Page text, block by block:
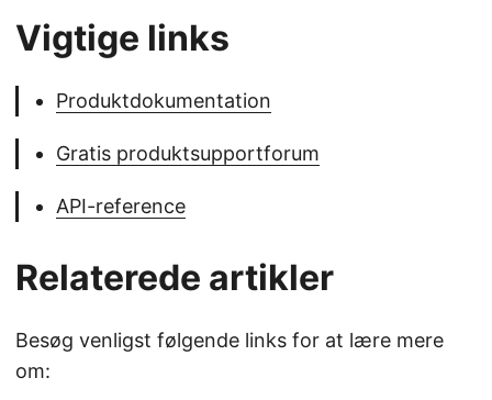
Vigtige links
Produktdokumentation
Gratis produktsupportforum
API-reference
Relaterede artikler
Besøg venligst følgende links for at lære mere
om: